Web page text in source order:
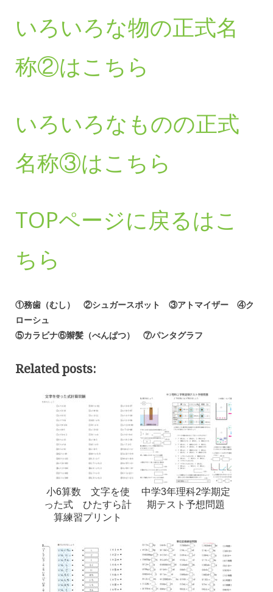
いろいろな物の正式名
称②はこちら
いろいろなものの正式
名称③はこちら
TOPページに戻るはこ
ちら
①務歯（むし） ②シュガースポット ③アトマイザー ④ク
ローシュ
⑤カラビナ⑥辮髪（べんぱつ） ⑦パンタグラフ
Related posts:
小6算数 文字を使
った式 ひたすら計
算練習プリント
中学3年理科2学期定
期テスト予想問題